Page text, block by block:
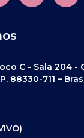
C - Sala 204
88330-711 –